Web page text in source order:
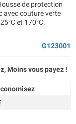
de protection
avec couture verte
et 170°C.
G123001
Moins vous payez !